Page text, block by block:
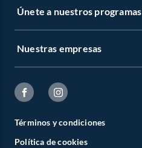
Únete a nuestros programas
Nuestras empresas
Términos y condiciones
Política de cookies